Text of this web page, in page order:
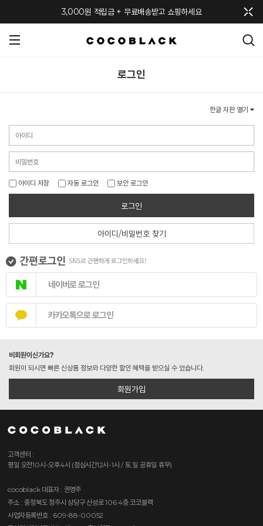
3,000원 적립금 + 무료배송받고 쇼핑하세요
로그인
한글 자판 열기
아이디 저장 자동 로그인 보안 로그인
로그인
아이디/비밀번호 찾기
네이버로 로그인
카카오톡으로 로그인
비회원이신가요?
회원이 되시면 빠른 신상품 정보와 다양한 할인 혜택을 받으실 수 있습니다.
회원가입
고객센터 :
평일 오전10시-오후4시 (점심시간12시-1시 / 토,일 공휴일 휴무)
cocoblack대표자 : 권영주
주소 : 충청북도 청주시 상당구 산성로 106 4층 코코블랙
사업자등록번호 : 609-88-00052